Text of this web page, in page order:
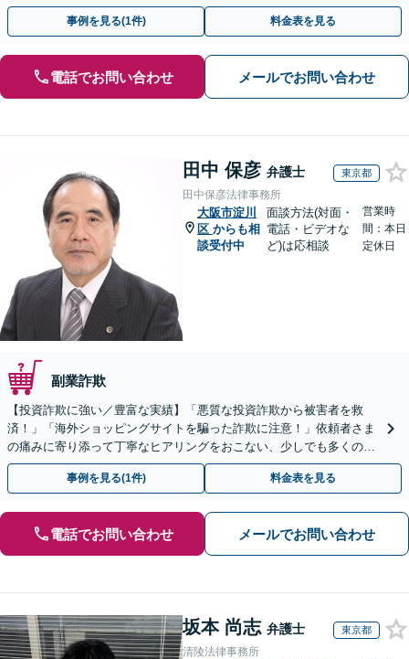
1分・土日夜間の相談歓迎】
事例を見る(1件) 料金表を見る
電話でお問い合わせ メールでお問い合わせ
田中 保彦 弁護士 東京都
田中保彦法律事務所
大阪市淀川
区 からも相
談受付中
面談方法(対面・
電話・ビデオな
ど)は応相談
営業時
間：本日
定休日
副業詐欺
【投資詐欺に強い／豊富な実績】「悪質な投資詐欺から被害者を救
済！」「海外ショッピングサイトを騙った詐欺に注意！」依頼者さま
の痛みに寄り添って丁寧なヒアリングをおこない、少しでも多くの返
金が得られるよう尽力します！
事例を見る(1件) 料金表を見る
電話でお問い合わせ メールでお問い合わせ
坂本 尚志 弁護士 東京都
清陵法律事務所